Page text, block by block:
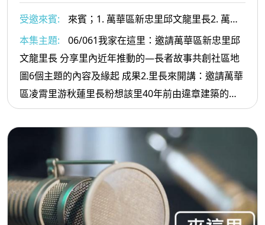
受邀來賓:
來賓；1. 萬華區新忠里邱文龍里長2. 萬華
區凌霄里游秋蓮里長
本集主題:
06/061我家在這里：邀請萬華區新忠里邱
文龍里長 分享里內近年推動的—長者故事共創社區地
圖6個主題的內容及緣起 成果2.里長來開講：邀請萬華
區凌霄里游秋蓮里長粉想該里40年前由違章建築的矮
舊房舍房改建國宅及大家如何在有限的空間規劃各項
文康課程凝聚情感的過程經驗